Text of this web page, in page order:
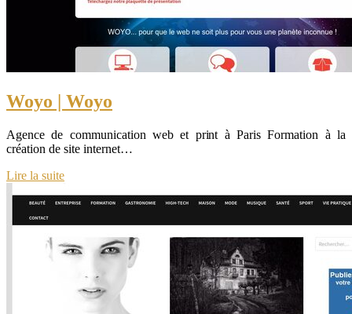
Woyo | Woyo
Agence de communication web et print à Paris Formation à la
création de site internet…
Lire la suite